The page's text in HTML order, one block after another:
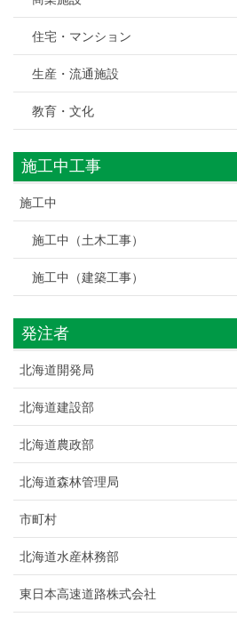
住宅・マンション
生産・流通施設
教育・文化
施工中工事
施工中
施工中（土木工事）
施工中（建築工事）
発注者
北海道開発局
北海道建設部
北海道農政部
北海道森林管理局
市町村
北海道水産林務部
東日本高速道路株式会社